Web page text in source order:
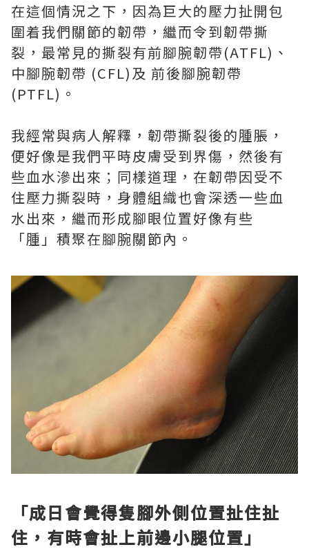
在這個情況之下，因為巨大的壓力扯開包
圍着我們關節的韌帶，繼而令到韌帶撕
裂，最常見的撕裂有前腳腕韌帶(ATFL)、
中腳腕韌帶 (CFL)及 前後腳腕韌帶
(PTFL)。
我經常與病人解釋，韌帶撕裂後的腫脹，
便好像是我們平時皮膚受到界傷，然後有
些血水滲出來；同樣道理，在韌帶因受不
住壓力撕裂時，身體組織也會深透一些血
水出來，繼而形成腳眼位置好像有些
「腫」積聚在腳腕關節內。
「成日會覺得隻腳外側位置扯住扯
住，有時會扯上前邊小腿位置」